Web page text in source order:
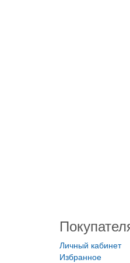
Личный кабинет
Избранное